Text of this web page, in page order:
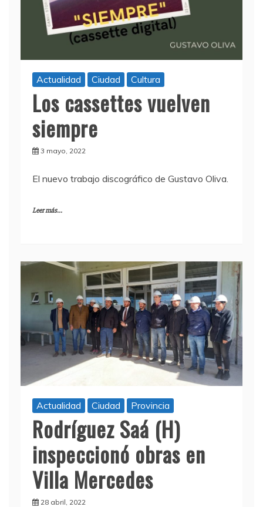
Actualidad Ciudad Cultura
Los cassettes vuelven
siempre
Actualidad Ciudad Provincia
Rodríguez Saá (H)
inspeccionó obras en
Villa Mercedes